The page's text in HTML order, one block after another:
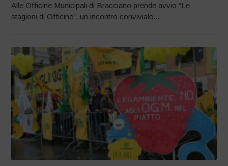
Alle Officine Municipali di Bracciano prende avvio “Le
stagioni di Officine”, un incontro conviviale...